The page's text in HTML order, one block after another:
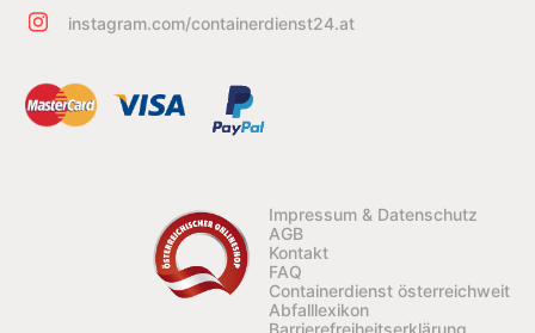
instagram.com/containerdienst24.at
Impressum & Datenschutz
AGB
Kontakt
FAQ
Containerdienst österreichweit
Abfalllexikon